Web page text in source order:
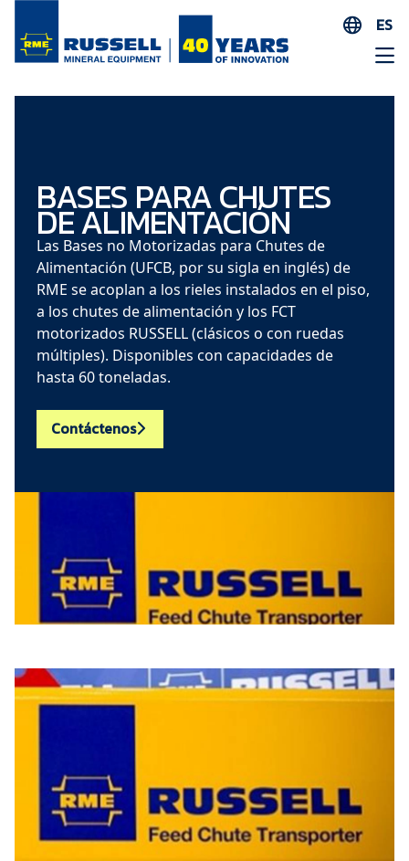
ES
EN
AR
BASES PARA CHUTES
DE ALIMENTACIÓN
Las Bases no Motorizadas para Chutes de
Alimentación (UFCB, por su sigla en inglés) de
RME se acoplan a los rieles instalados en el piso,
a los chutes de alimentación y los FCT
motorizados RUSSELL (clásicos o con ruedas
múltiples). Disponibles con capacidades de
hasta 60 toneladas.
Contáctenos